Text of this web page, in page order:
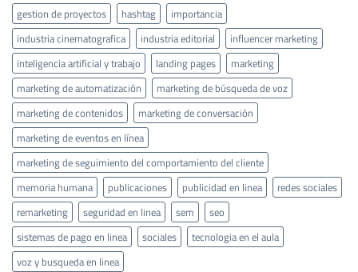
gestion de proyectos
hashtag
importancia
industria cinematografica
industria editorial
influencer marketing
inteligencia artificial y trabajo
landing pages
marketing
marketing de automatización
marketing de búsqueda de voz
marketing de contenidos
marketing de conversación
marketing de eventos en línea
marketing de seguimiento del comportamiento del cliente
memoria humana
publicaciones publicidad en linea
redes sociales
remarketing
seguridad en linea sem
seo
sistemas de pago en linea
sociales
tecnologia en el aula
voz y busqueda en linea